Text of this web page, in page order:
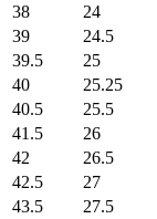
38
24
39
24.5
39.5
25
40
25.25
40.5
25.5
41.5
26
42
26.5
42.5
27
43.5
27.5